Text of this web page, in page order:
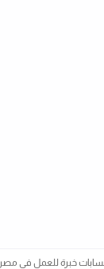
خبرة للعمل فى مصر